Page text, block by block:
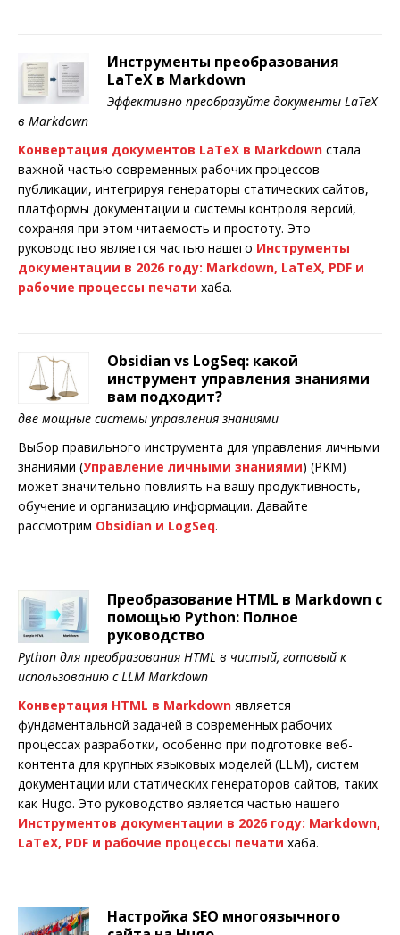
Инструменты преобразования
LaTeX в Markdown
Эффективно преобразуйте документы LaTeX
в Markdown
Конвертация документов LaTeX в Markdown стала
важной частью современных рабочих процессов
публикации, интегрируя генераторы статических сайтов,
платформы документации и системы контроля версий,
сохраняя при этом читаемость и простоту. Это
руководство является частью нашего Инструменты
документации в 2026 году: Markdown, LaTeX, PDF и
рабочие процессы печати хаба.
Obsidian vs LogSeq: какой
инструмент управления знаниями
вам подходит?
две мощные системы управления знаниями
Выбор правильного инструмента для управления личными
знаниями (Управление личными знаниями) (PKM)
может значительно повлиять на вашу продуктивность,
обучение и организацию информации. Давайте
рассмотрим Obsidian и LogSeq.
Преобразование HTML в Markdown с
помощью Python: Полное
руководство
Python для преобразования HTML в чистый, готовый к
использованию с LLM Markdown
Конвертация HTML в Markdown является
фундаментальной задачей в современных рабочих
процессах разработки, особенно при подготовке веб-
контента для крупных языковых моделей (LLM), систем
документации или статических генераторов сайтов, таких
как Hugo. Это руководство является частью нашего
Инструментов документации в 2026 году: Markdown,
LaTeX, PDF и рабочие процессы печати хаба.
Настройка SEO многоязычного